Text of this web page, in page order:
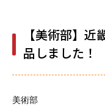
【美術部】
品しました！
美術部